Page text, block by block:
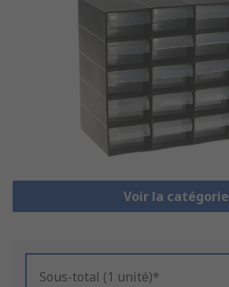
Voir la catégorie
Sous-total (1 unité)*